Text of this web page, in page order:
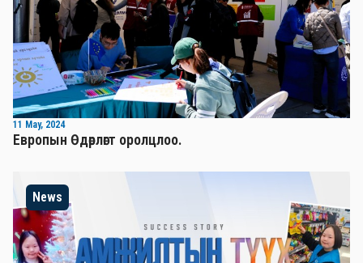
11 May, 2024
Европын Өдөрлөгт оролцлоо.
News